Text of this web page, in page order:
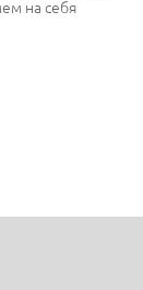
на себя